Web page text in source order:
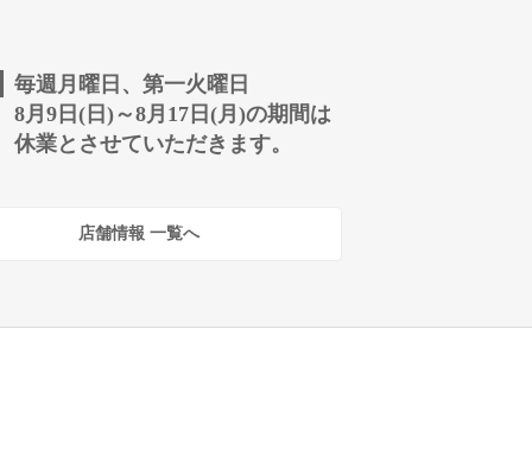
毎週月曜日、第一火曜日
8月9日(日)～8月17日(月)の期間は
休業とさせていただきます。
店舗情報 一覧へ